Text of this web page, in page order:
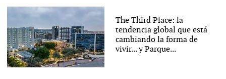
The Third Place: la
tendencia global que está
cambiando la forma de
vivir... y Parque...